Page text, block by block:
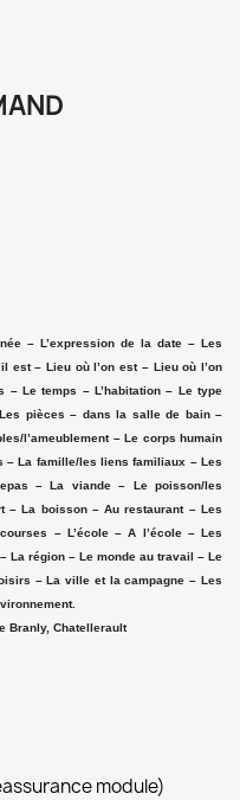
– L’expression de la date – Les
est – Lieu où l’on est – Lieu où l’on
Le temps – L’habitation – Le type
pièces – dans la salle de bain –
l’ameublement – Le corps humain
– La famille/les liens familiaux – Les
– La viande – Le poisson/les
– La boisson – Au restaurant – Les
– L’école – A l’école – Les
La région – Le monde au travail – Le
– La ville et la campagne – Les
Branly, Chatellerault
module)